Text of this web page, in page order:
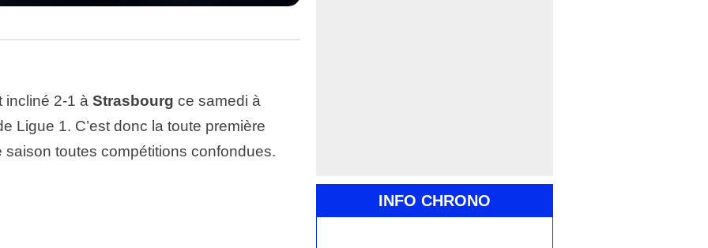
INFO CHRONO
incliné 2-1 à Strasbourg ce samedi à
Ligue 1. C’est donc la toute première
toutes compétitions confondues.